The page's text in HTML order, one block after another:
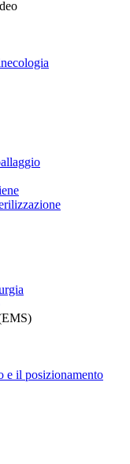
e il posizionamento